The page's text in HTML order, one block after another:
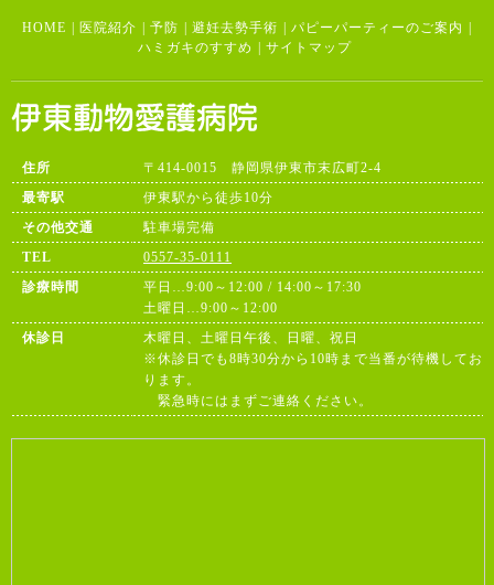
HOME | 医院紹介 | 予防 | 避妊去勢手術 | パピーパーティーのご案内 |
ハミガキのすすめ | サイトマップ
住所
〒414-0015 静岡県伊東市末広町2-4
最寄駅
伊東駅から徒歩10分
その他交通
駐車場完備
TEL
0557-35-0111
診療時間
平日…9:00～12:00 / 14:00～17:30
土曜日…9:00～12:00
休診日
木曜日、土曜日午後、日曜、祝日
※休診日でも8時30分から10時まで当番が待機してお
ります。
緊急時にはまずご連絡ください。